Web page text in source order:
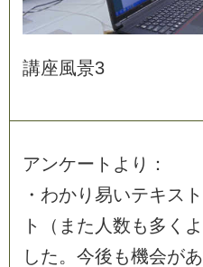
講座風景3
アンケー ト よ り
：
・ わかり 易いテキ ス ト
ト
（ ま た 人数も多 く よ
した。 今後も機会があ